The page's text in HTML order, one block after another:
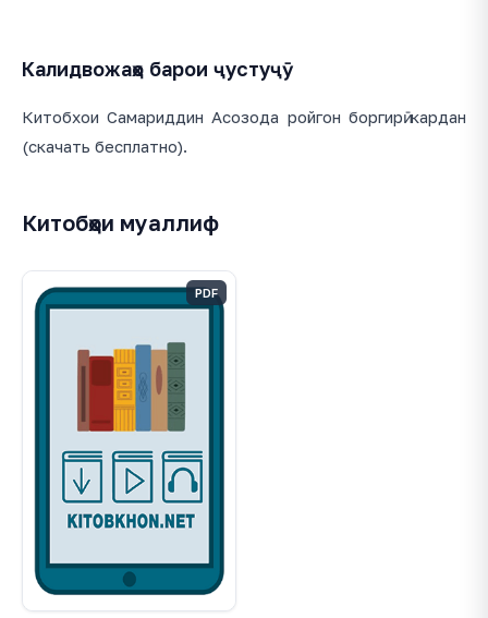
Калидвожаҳо барои ҷустуҷӯ
Китобхои Самариддин Асозода ройгон боргирӣ кардан
(скачать бесплатно).
Китобҳои муаллиф
PDF